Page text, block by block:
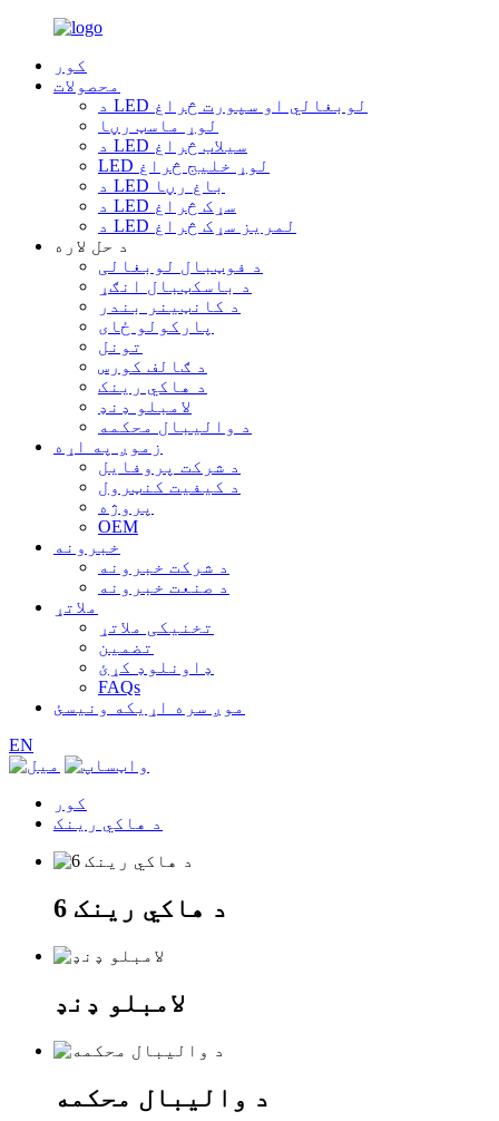
کور
محصولات
د LED لوبغالي او سپورت څراغ
لوړ ماسټ رڼا
د LED سیلاب څراغ
LED لوړ خلیج څراغ
د LED باغ رڼا
د LED سړک څراغ
د LED لمریز سړک څراغ
د حل لاره
د فوټبال لوبغالی
د باسکټبال انګړ
د کانټینر بندر
پارکولو ځای
تونل
د ګالف کورس
د هاکي رینک
لامبلو ډنډ
د والیبال محکمه
زموږ په اړه
د شرکت پروفایل
د کیفیت کنټرول
پروژه
OEM
خبرونه
د شرکت خبرونه
د صنعت خبرونه
ملاتړ
تخنیکی ملاتړ
تضمین
ډاونلوډ کړئ
FAQs
موږ سره اړیکه ونیسئ
EN
کور
د هاکي رینک
د هاکي رینک 6
لامبلو ډنډ
د والیبال محکمه